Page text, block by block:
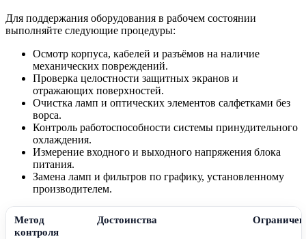
Для поддержания оборудования в рабочем состоянии
выполняйте следующие процедуры:
Осмотр корпуса, кабелей и разъёмов на наличие
механических повреждений.
Проверка целостности защитных экранов и
отражающих поверхностей.
Очистка ламп и оптических элементов салфетками без
ворса.
Контроль работоспособности системы принудительного
охлаждения.
Измерение входного и выходного напряжения блока
питания.
Замена ламп и фильтров по графику, установленному
производителем.
Метод
контроля
Достоинства